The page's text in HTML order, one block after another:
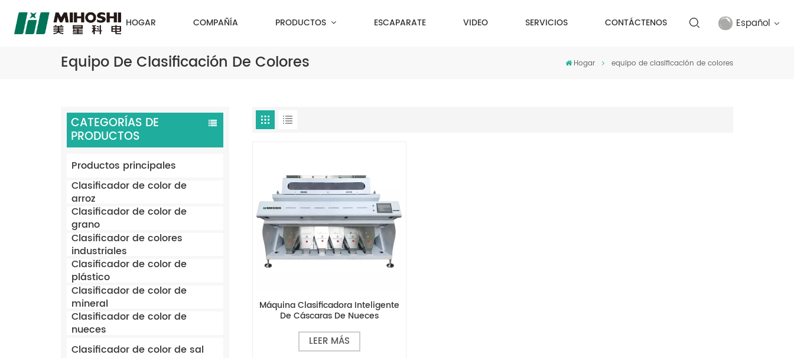
HOGAR COMPAÑÍA PRODUCTOS ESCAPARATE VIDEO SERVICIOS CONTÁCTENOS Español
Equipo De Clasificación De Colores Hogar equipo de clasificación de colores
CATEGORÍAS DE
PRODUCTOS
Productos principales
Clasificador de color de
arroz
Clasificador de color de
grano
Clasificador de colores
industriales
Clasificador de color de
plástico
Clasificador de color de
mineral
Clasificador de color de
nueces
Clasificador de color de sal
Máquina Clasificadora Inteligente
De Cáscaras De Nueces
LEER MÁS